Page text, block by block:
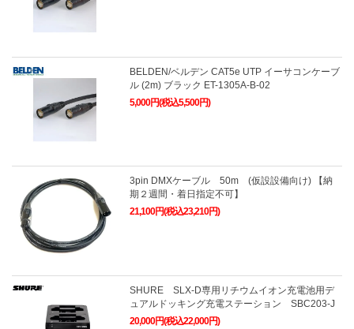
BELDEN/ベルデン CAT5e UTP イーサコンケーブ
ル (2m) ブラック ET-1305A-B-02
5,000円(税込5,500円)
3pin DMXケーブル 50m (仮設設備向け) 【納
期２週間・着日指定不可】
21,100円(税込23,210円)
SHURE SLX-D専用リチウムイオン充電池用デ
ュアルドッキング充電ステーション SBC203-J
20,000円(税込22,000円)